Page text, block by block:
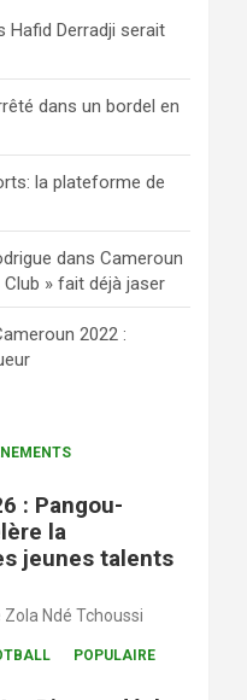
Hafid Derradji serait
dans un bordel en
la plateforme de
dansCameroun
» fait déjà jaser
2022 :
: Pangou-
la
jeunes talents
Zola Ndé Tchoussi
POPULAIRE